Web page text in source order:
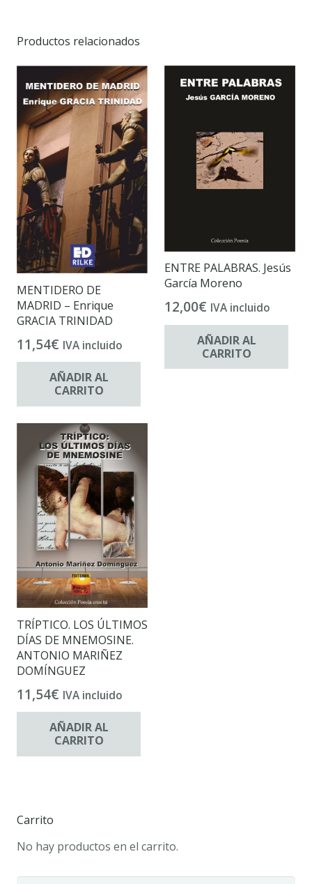
Productos relacionados
MENTIDERO DE
MADRID – Enrique
GRACIA TRINIDAD
11,54€ IVA incluido
AÑADIR AL
CARRITO
ENTRE PALABRAS. Jesús
García Moreno
12,00€ IVA incluido
AÑADIR AL
CARRITO
TRÍPTICO. LOS ÚLTIMOS
DÍAS DE MNEMOSINE.
ANTONIO MARIÑEZ
DOMÍNGUEZ
11,54€ IVA incluido
AÑADIR AL
CARRITO
Carrito
No hay productos en el carrito.